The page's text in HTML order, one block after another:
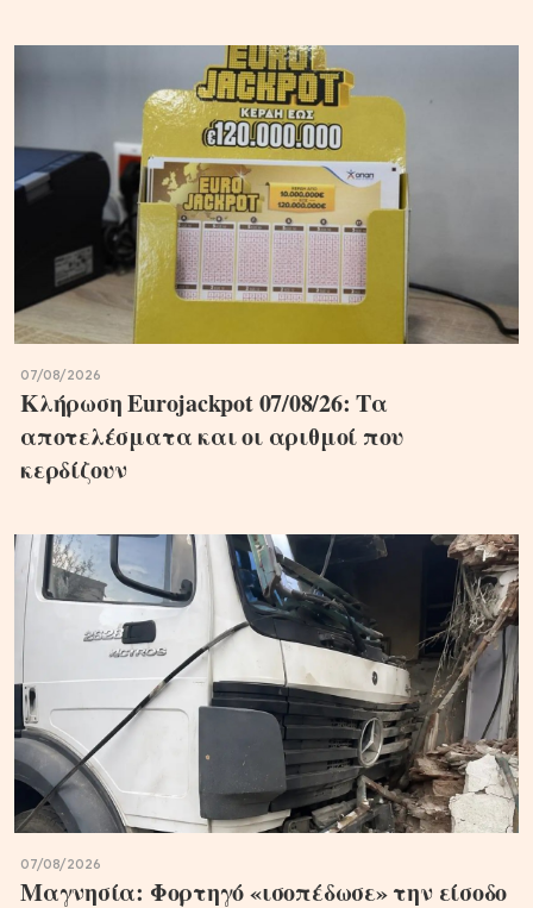
07/08/2026
Κλήρωση Eurojackpot 07/08/26: Τα
αποτελέσματα και οι αριθμοί που
κερδίζουν
07/08/2026
Μαγνησία: Φορτηγό «ισοπέδωσε» την είσοδο